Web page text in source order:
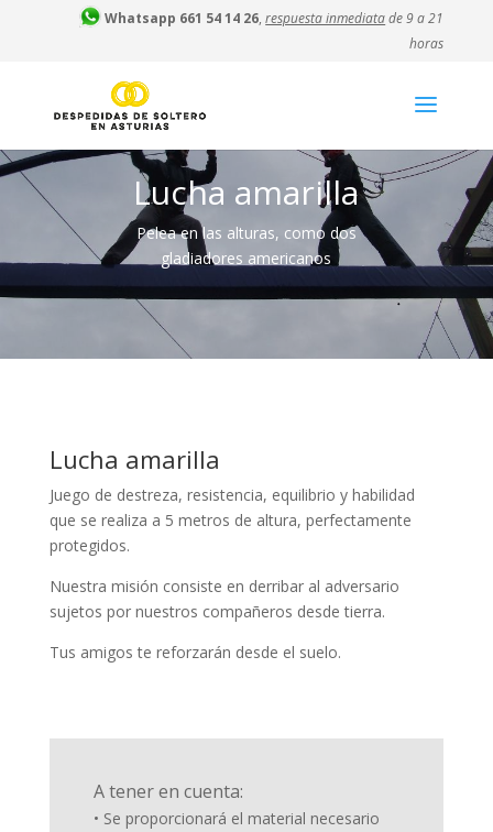
Whatsapp 661 54 14 26,respuesta inmediatade 9 a 21
horas
Lucha amarilla
Pelea en las alturas, como dos
gladiadores americanos
Lucha amarilla
Juego de destreza, resistencia, equilibrio y habilidad
que se realiza a 5 metros de altura, perfectamente
protegidos.
Nuestra misión consiste en derribar al adversario
sujetos por nuestros compañeros desde tierra.
Tus amigos te reforzarán desde el suelo.
A tener en cuenta:
• Se proporcionará el material necesario